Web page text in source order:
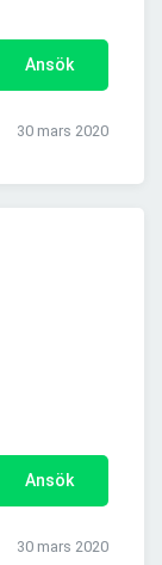
Ansök
30 mars 2020
Ansök
30 mars 2020